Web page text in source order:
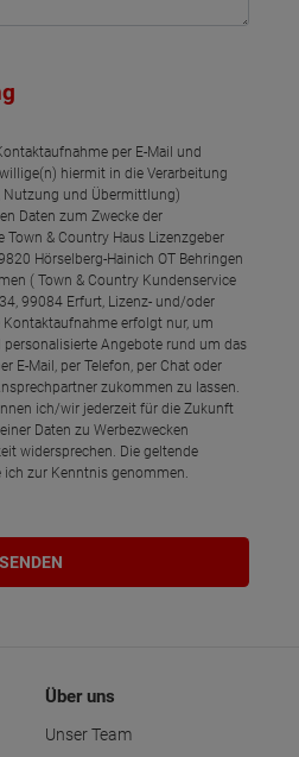
per E-Mail und
hiermit in die Verarbeitung
Nutzung und Übermittlung)
Daten zum Zwecke der
& Country Haus Lizenzgeber
Hörselberg-Hainich OT Behringen
( Town & Country Kundenservice
99084 Erfurt, Lizenz- und/oder
Kontaktaufnahme erfolgt nur, um
Angebote rund um das
E-Mail, per Telefon, per Chat oder
zukommen zu lassen.
ich/wir jederzeit für die Zukunft
Daten zu Werbezwecken
widersprechen. Die geltende
ich zur Kenntnis genommen.
Über uns
Unser Team